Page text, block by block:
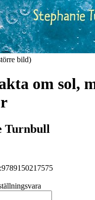
bild)
om sol,
Turnbull
9789150217575